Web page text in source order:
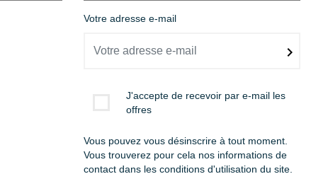
Votre adresse e-mail
J'accepte de recevoir par e-mail les
offres
Vous pouvez vous désinscrire à tout moment.
Vous trouverez pour cela nos informations de
contact dans les conditions d'utilisation du site.